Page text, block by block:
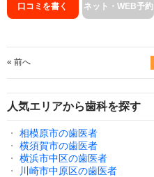
口コミを書く ネット・WEB予約
« 前へ
人気エリアから歯科を探す
・ 相模原市の歯医者
・
横須賀市の歯医者
・
横浜市中区の歯医者
・
川崎市中原区の歯医者